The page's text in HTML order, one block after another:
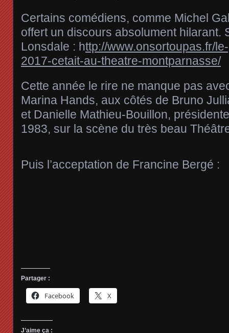
Certains comédiens, comme Michel
offert un discours absolument hilarant.
Lonsdale : http://www.onsortoupas.fr/
2017-cetait-au-theatre-montparnasse/
Cette année le rire ne manque pas
Marina Hands, aux côtés de Bruno
et Danielle Mathieu-Bouillon,
1983, sur la scène du très beau
Puis l’acceptation de Francine Bergé :
Partager :
Facebook X
J’aime ça :